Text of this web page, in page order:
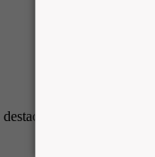
destacam-se por sua